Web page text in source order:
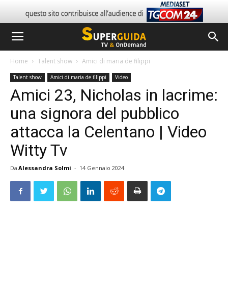
Home Talent show Amici di maria de filippi
Talent show Amici di maria de filippi Video
Amici 23, Nicholas in lacrime:
una signora del pubblico
attacca la Celentano | Video
Witty Tv
Da Alessandra Solmi - 14 Gennaio 2024